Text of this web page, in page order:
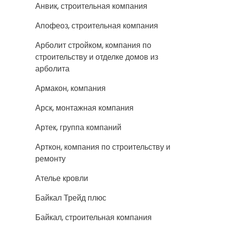
Анвик, строительная компания
Апофеоз, строительная компания
Арболит стройком, компания по
строительству и отделке домов из
арболита
Армакон, компания
Арск, монтажная компания
Артек, группа компаний
Арткон, компания по строительству и
ремонту
Ателье кровли
Байкал Трейд плюс
Байкал, строительная компания